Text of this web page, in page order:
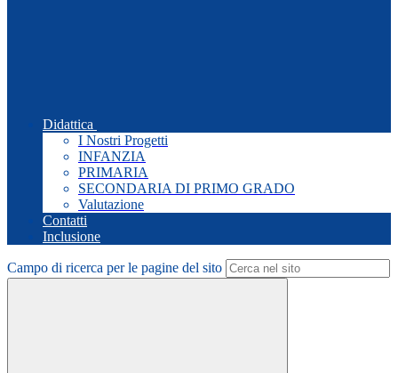
Didattica
I Nostri Progetti
INFANZIA
PRIMARIA
SECONDARIA DI PRIMO GRADO
Valutazione
Contatti
Inclusione
Campo di ricerca per le pagine del sito